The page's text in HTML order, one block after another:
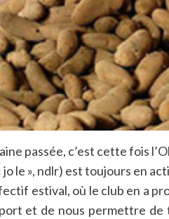
passée, c’est cette fois
jo le », ndlr) est toujours en
estival, où le club en a
et de nous permettre